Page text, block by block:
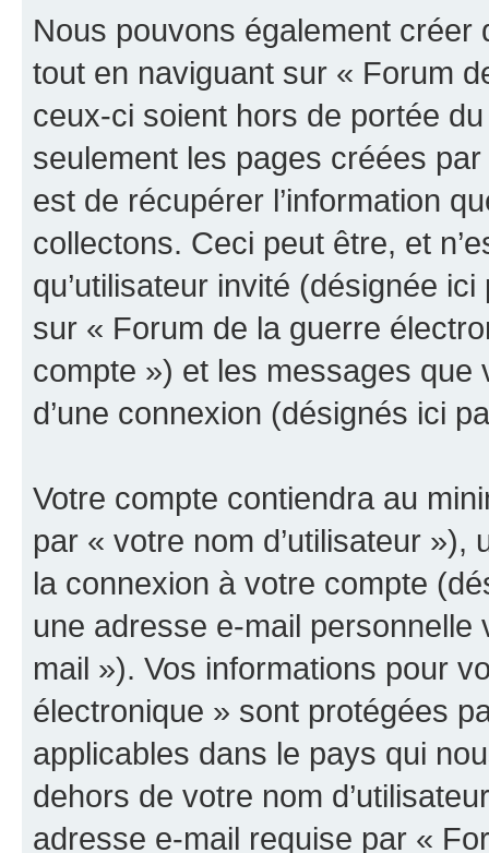
Nous pouvons également
tout en naviguant sur « Forum
ceux-ci soient hors de portée
seulement les pages créées
est de récupérer l’information
collectons. Ceci peut être, et
qu’utilisateur invité (désignée
sur « Forum de la guerre
compte ») et les messages que
d’une connexion (désignés ici
Votre compte contiendra au
par « votre nom d’utilisateur
la connexion à votre compte
une adresse e-mail
mail »). Vos informations pour
électronique » sont protégées
applicables dans le pays qui
dehors de votre nom
adresse e-mail requise par «